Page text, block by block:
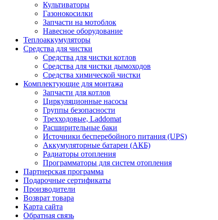
Культиваторы
Газонокосилки
Запчасти на мотоблок
Навесное оборудование
Теплоаккумуляторы
Средства для чистки
Средства для чистки котлов
Средства для чистки дымоходов
Средства химической чистки
Комплектующие для монтажа
Запчасти для котлов
Циркуляционные насосы
Группы безопасности
Трехходовые, Laddomat
Расширительные баки
Источники бесперебойного питания (UPS)
Аккумуляторные батареи (АКБ)
Радиаторы отопления
Программаторы для систем отопления
Партнерская программа
Подарочные сертификаты
Производители
Возврат товара
Карта сайта
Обратная связь